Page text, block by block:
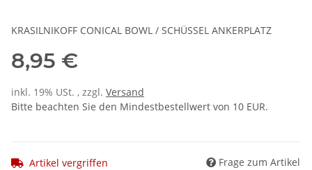
KRASILNIKOFF CONICAL BOWL / SCHÜSSEL ANKERPLATZ
8,95 €
inkl. 19% USt. , zzgl. Versand
Bitte beachten Sie den Mindestbestellwert von 10 EUR.
Artikel vergriffen Frage zum Artikel